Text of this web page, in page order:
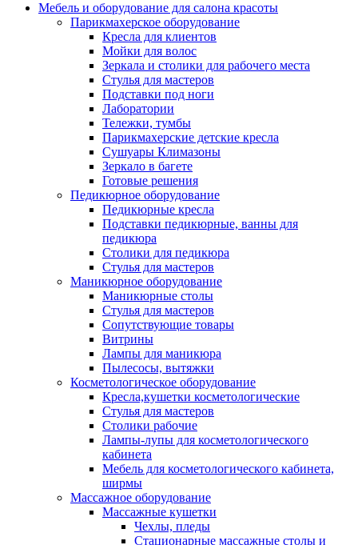
Мебель и оборудование для салона красоты
Парикмахерское оборудование
Кресла для клиентов
Мойки для волос
Зеркала и столики для рабочего места
Стулья для мастеров
Подставки под ноги
Лаборатории
Тележки, тумбы
Парикмахерские детские кресла
Сушуары Климазоны
Зеркало в багете
Готовые решения
Педикюрное оборудование
Педикюрные кресла
Подставки педикюрные, ванны для
педикюра
Столики для педикюра
Стулья для мастеров
Маникюрное оборудование
Маникюрные столы
Стулья для мастеров
Сопутствующие товары
Витрины
Лампы для маникюра
Пылесосы, вытяжки
Косметологическое оборудование
Кресла,кушетки косметологические
Стулья для мастеров
Столики рабочие
Лампы-лупы для косметологического
кабинета
Мебель для косметологического кабинета,
ширмы
Массажное оборудование
Массажные кушетки
Чехлы, пледы
Стационарные массажные столы и